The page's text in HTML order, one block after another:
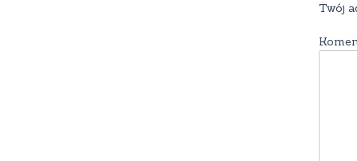
Twój